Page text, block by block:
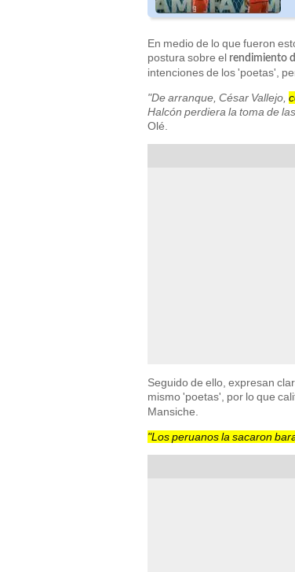
En medio de lo que fueron
postura sobre el rendimiento
intenciones de los 'poetas',
"De arranque, César Vallejo,
Halcón perdiera la toma de
Olé.
Seguido de ello, expresan
mismo 'poetas', por lo que
Mansiche.
"Los peruanos la sacaron